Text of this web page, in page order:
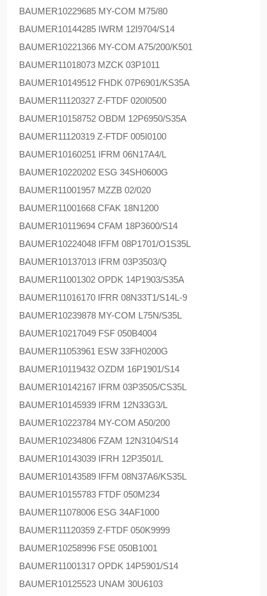
BAUMER10229685 MY-COM M75/80
BAUMER10144285 IWRM 12I9704/S14
BAUMER10221366 MY-COM A75/200/K501
BAUMER11018073 MZCK 03P1011
BAUMER10149512 FHDK 07P6901/KS35A
BAUMER11120327 Z-FTDF 020I0500
BAUMER10158752 OBDM 12P6950/S35A
BAUMER11120319 Z-FTDF 005I0100
BAUMER10160251 IFRM 06N17A4/L
BAUMER10220202 ESG 34SH0600G
BAUMER11001957 MZZB 02/020
BAUMER11001668 CFAK 18N1200
BAUMER10119694 CFAM 18P3600/S14
BAUMER10224048 IFFM 08P1701/O1S35L
BAUMER10137013 IFRM 03P3503/Q
BAUMER11001302 OPDK 14P1903/S35A
BAUMER11016170 IFRR 08N33T1/S14L-9
BAUMER10239878 MY-COM L75N/S35L
BAUMER10217049 FSF 050B4004
BAUMER11053961 ESW 33FH0200G
BAUMER10119432 OZDM 16P1901/S14
BAUMER10142167 IFRM 03P3505/CS35L
BAUMER10145939 IFRM 12N33G3/L
BAUMER10223784 MY-COM A50/200
BAUMER10234806 FZAM 12N3104/S14
BAUMER10143039 IFRH 12P3501/L
BAUMER10143589 IFFM 08N37A6/KS35L
BAUMER10155783 FTDF 050M234
BAUMER11078006 ESG 34AF1000
BAUMER11120359 Z-FTDF 050K9999
BAUMER10258996 FSE 050B1001
BAUMER11001317 OPDK 14P5901/S14
BAUMER10125523 UNAM 30U6103